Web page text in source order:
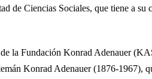
de Ciencias Sociales, que tiene a su
la Fundación Konrad Adenauer
Konrad Adenauer (1876-1967),